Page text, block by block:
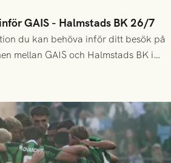
GAIS - Halmstads BK 26/7
du kan behöva inför ditt besök på
mellan GAIS och Halmstads BK i
på söndag 26/7.